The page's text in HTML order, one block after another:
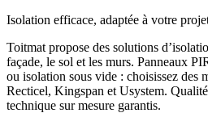
Isolation efficace, adaptée à votre
Toitmat propose des solutions
façade, le sol et les murs. Panneaux
ou isolation sous vide : choisissez des
Recticel, Kingspan et Usystem.
technique sur mesure garantis.